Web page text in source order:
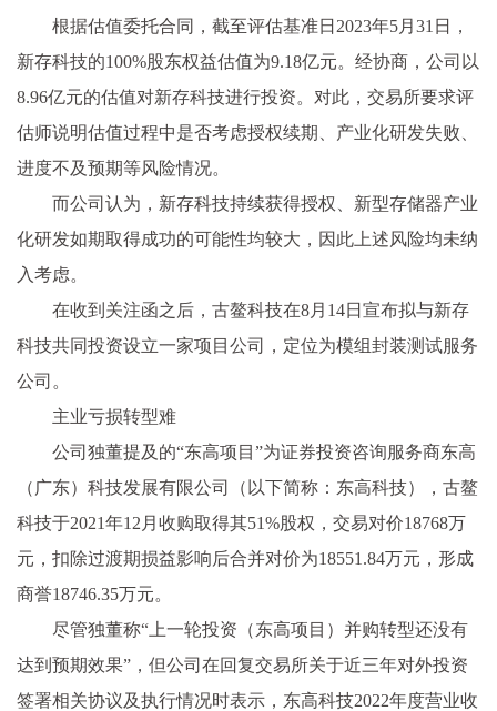
根据估值委托合同，截至评估基准日2023年5月31日，
新存科技的100%股东权益估值为9.18亿元。经协商，公司以
8.96亿元的估值对新存科技进行投资。对此，交易所要求评
估师说明估值过程中是否考虑授权续期、产业化研发失败、
进度不及预期等风险情况。
而公司认为，新存科技持续获得授权、新型存储器产业
化研发如期取得成功的可能性均较大，因此上述风险均未纳
入考虑。
在收到关注函之后，古鳌科技在8月14日宣布拟与新存
科技共同投资设立一家项目公司，定位为模组封装测试服务
公司。
主业亏损转型难
公司独董提及的“东高项目”为证券投资咨询服务商东高
（广东）科技发展有限公司（以下简称：东高科技），古鳌
科技于2021年12月收购取得其51%股权，交易对价18768万
元，扣除过渡期损益影响后合并对价为18551.84万元，形成
商誉18746.35万元。
尽管独董称“上一轮投资（东高项目）并购转型还没有
达到预期效果”，但公司在回复交易所关于近三年对外投资
签署相关协议及执行情况时表示，东高科技2022年度营业收